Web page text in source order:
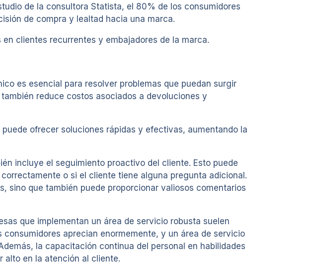
de la consultora Statista, el 80% de los consumidores
de compra y lealtad hacia una marca.
clientes recurrentes y embajadores de la marca.
es esencial para resolver problemas que puedan surgir
reduce costos asociados a devoluciones y
ofrecer soluciones rápidas y efectivas, aumentando la
incluye el seguimiento proactivo del cliente. Esto puede
o si el cliente tiene alguna pregunta adicional.
sino que también puede proporcionar valiosos comentarios
que implementan un área de servicio robusta suelen
aprecian enormemente, y un área de servicio
la capacitación continua del personal en habilidades
alto en la atención al cliente.